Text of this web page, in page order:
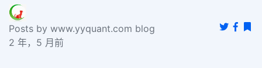
Posts by www.yyquant.com blog
2 年，5 月前